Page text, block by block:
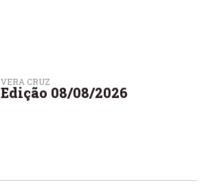
VERA CRUZ
Edição 08/08/2026